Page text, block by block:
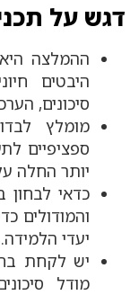
דגש על
ההמלצה
היבטים
סיכונים,
מומלץ
ספציפיים
יותר החלה
כדאי לבחון
והמודולים
יעדי הלמידה.
יש לקחת
מודל